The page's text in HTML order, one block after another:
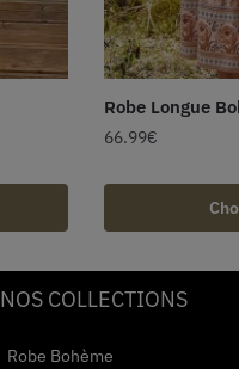
Robe Longue
66.99€
NOS COLLECTIONS
Robe Bohème